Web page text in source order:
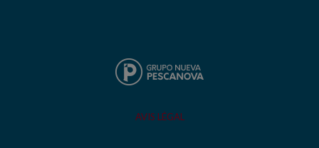
AVIS LÉGAL